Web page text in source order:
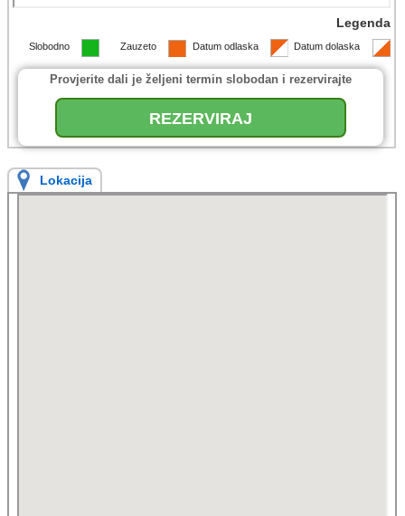
Legenda
Slobodno Zauzeto Datum odlaska Datum dolaska
Provjerite dali je željeni termin slobodan i rezervirajte
REZERVIRAJ
Lokacija